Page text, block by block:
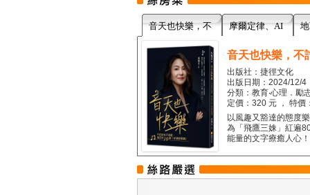
音天也快樂，不 摩爾定律、AI
音天也快樂，不
出版社：捷徑文化
出版日期：2024/12/4
分類：教育‧心理．勵
定價：320 元 ， 特價
以風趣又豁達的態度
為「飛鷹三姝」紅遍
能量的文字療癒人心